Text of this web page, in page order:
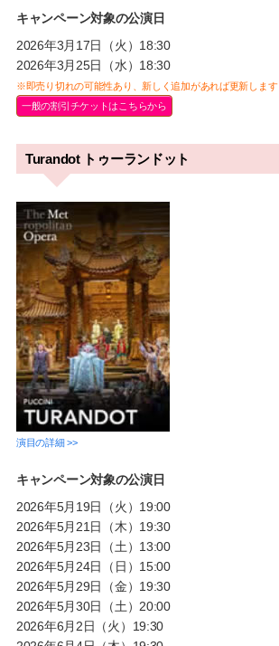
キャンペーン対象の公演日
2026年3月17日（火）18:30
2026年3月25日（水）18:30
※即売り切れの可能性あり、新しく追加があれば更新します
一般の割引チケットはこちらから
Turandot トゥーランドット
演目の詳細 >>
キャンペーン対象の公演日
2026年5月19日（火）19:00
2026年5月21日（木）19:30
2026年5月23日（土）13:00
2026年5月24日（日）15:00
2026年5月29日（金）19:30
2026年5月30日（土）20:00
2026年6月2日（火）19:30